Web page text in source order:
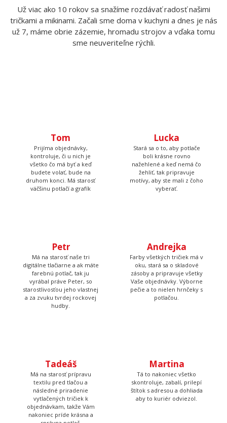
Už viac ako 10 rokov sa snažíme rozdávať radosť našimi
tričkami a mikinami. Začali sme doma v kuchyni a dnes je nás
už 7, máme obrie zázemie, hromadu strojov a vďaka tomu
sme neuveriteľne rýchli.
všetko čo má byť a keď
budete volať, bude na
druhom konci. Má starosť
väčšinu potlačí a grafík
Lucka
Stará sa o to, aby potlače
boli krásne rovno
nažehlené a keď nemá čo
žehliť, tak pripravuje
motívy, aby ste mali z čoho
vyberať.
Petr
Má na starosť naše tri
digitálne tlačiarne a ak máte
farebnú potlač, tak ju
vyrábal práve Peter, so
starostlivosťou jeho vlastnej
a za zvuku tvrdej rockovej
hudby.
Andrejka
Farby všetkých tričiek má v
oku, stará sa o skladové
zásoby a pripravuje všetky
Vaše objednávky. Výborne
pečie a to nielen hrnčeky s
potlačou.
Tadeáš
Má na starosť prípravu
textilu pred tlačou a
následné priradenie
vytlačených tričiek k
objednávkam, takže Vám
nakoniec príde krásna a
správna potlač.
Martina
Tá to nakoniec všetko
skontroluje, zabalí, prilepí
štítok s adresou a dohliada
aby to kuriér odviezol.